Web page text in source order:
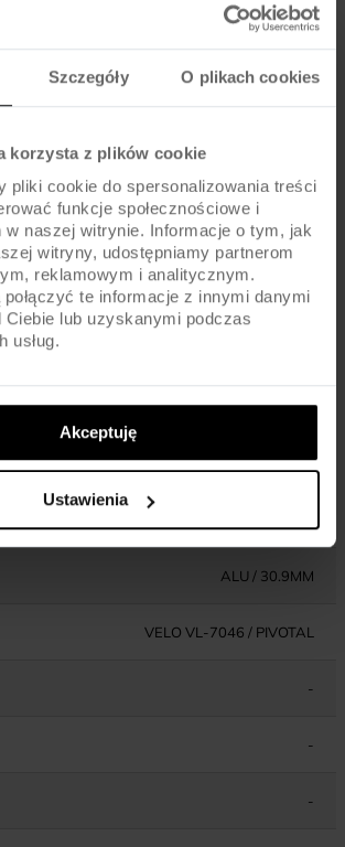
Szczegóły O plikach cookies
korzysta z plików cookie
pliki cookie do spersonalizowania treści
funkcje społecznościowe i
w naszej witrynie. Informacje o tym, jak
witryny, udostępniamy partnerom
reklamowym i analitycznym.
te informacje z innymi danymi
lub uzyskanymi podczas
usług.
Akceptuję
Ustawienia
AV / SCHRADER
ALTUS MT200 DISC BRAKE / ROTORS
SHIMANO ALTUS MT200
-
/ PLATFORM / PLASTIC / CR-MO AXLE
ALU / 740MM / 31.8MM
TABOU DIRT
ALU / 30.9MM
VELO VL-7046 / PIVOTAL
-
-
-